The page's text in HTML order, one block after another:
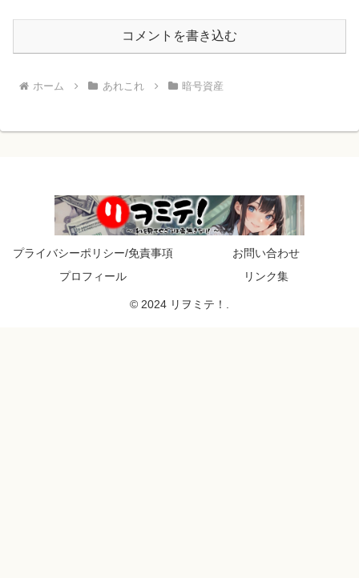
コメントを書き込む
ホーム あれこれ 暗号資産
プライバシーポリシー/免責事項
お問い合わせ
プロフィール
リンク集
© 2024 リヲミテ！.